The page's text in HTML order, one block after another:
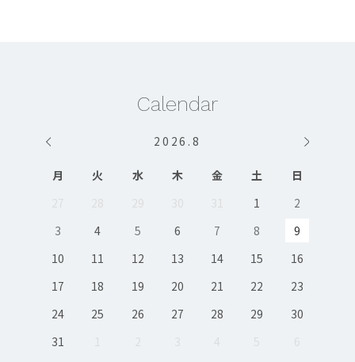
Calendar
2026 .8
月 火 水 木 金 土
日
27
28 29 30 31 1
2
3
4 5 6 7 8
9
10
11 12 13 14 15
16
17
18 19 20 21 22
23
24
25 26 27 28 29
30
31
1 2 3 4 5 6